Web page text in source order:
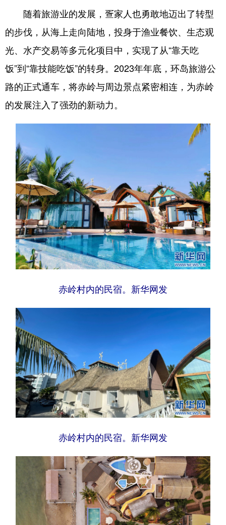
随着旅游业的发展，疍家人也勇敢地迈出了转型
的步伐，从海上走向陆地，投身于渔业餐饮、生态观
光、水产交易等多元化项目中，实现了从“靠天吃
饭”到“靠技能吃饭”的转身。2023年年底，环岛旅游公
路的正式通车，将赤岭与周边景点紧密相连，为赤岭
的发展注入了强劲的新动力。
赤岭村内的民宿。新华网发
赤岭村内的民宿。新华网发